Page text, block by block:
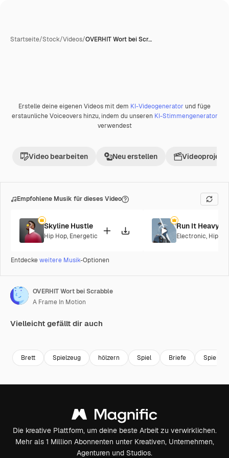
Startseite/Stock/Videos/OVERHIT Wort bei Scr…
Premium
Erstelle deine eigenen Videos mit dem KI-Videogenerator und füge
erstaunliche Voiceovers hinzu, indem du unseren KI-Stimmengenerator
verwendest
Video bearbeiten Neu erstellen Videoprojekt
Empfohlene Musik für dieses Video
Skyline Hustle
Hip Hop, Energetic
Run It Heavy
Electronic, Hip
Entdeckeweitere Musik-Optionen
OVERHIT Wort bei Scrabble
A Frame In Motion
Vielleicht gefällt dir auch
Brett Spielzeug hölzern Spiel Briefe
Die kreative Plattform, um deine beste Arbeit zu verwirklichen.
Mehr als 1 Million Abonnenten unter Kreativen, Unternehmen,
Agenturen und Studios.